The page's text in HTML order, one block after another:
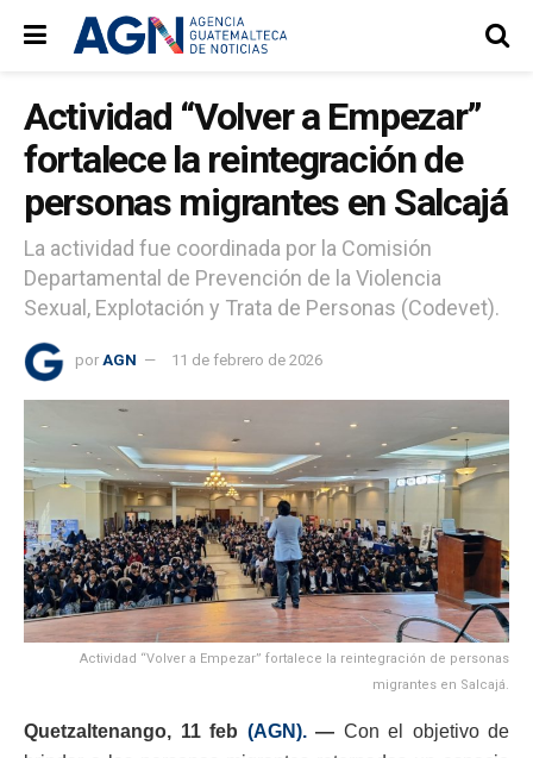
Actividad “Volver a Empezar”
fortalece la reintegración de
personas migrantes en Salcajá
La actividad fue coordinada por la Comisión
Departamental de Prevención de la Violencia
Sexual, Explotación y Trata de Personas (Codevet).
por AGN 11 de febrero de 2026
Actividad “Volver a Empezar” fortalece la reintegración de personas
migrantes en Salcajá.
Quetzaltenango, 11 feb (AGN).— Con el objetivo de